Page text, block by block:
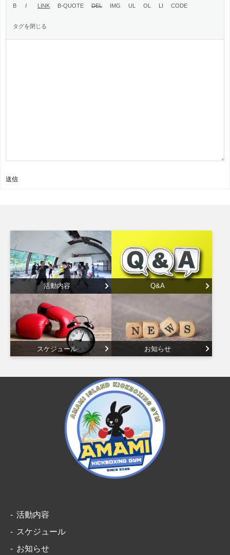
送信
活動内容 Q&A
スケジュール お知らせ
活動内容
スケジュール
お知らせ